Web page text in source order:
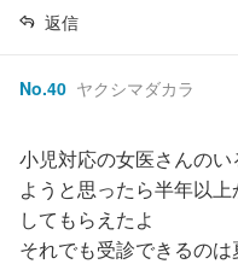
返信
No.40 ヤクシマダカラ
小児対応の女医さんの
ようと思ったら半年以
してもらえたよ
それでも受診できるの